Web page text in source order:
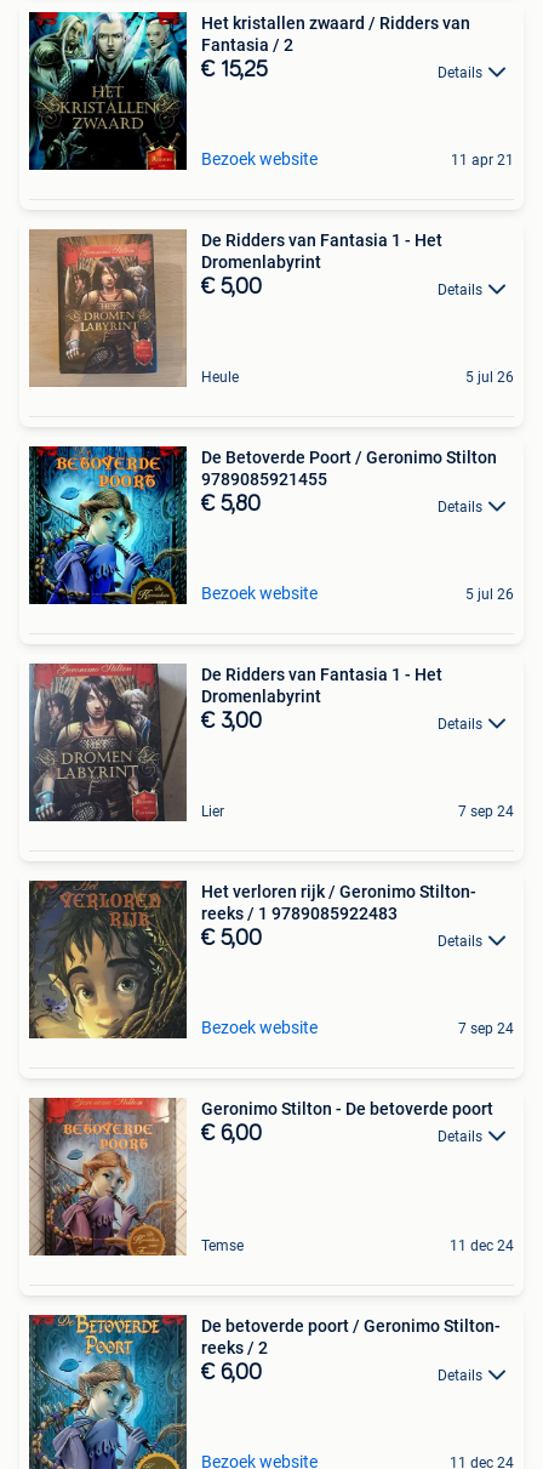
Het kristallen zwaard / Ridders van
Fantasia / 2
€ 15,25 Details
Bezoek website 11 apr 21
De Ridders van Fantasia 1 - Het
Dromenlabyrint
€ 5,00 Details
Heule 5 jul 26
De Betoverde Poort / Geronimo Stilton
9789085921455
€ 5,80 Details
Bezoek website 5 jul 26
De Ridders van Fantasia 1 - Het
Dromenlabyrint
€ 3,00 Details
Lier 7 sep 24
Het verloren rijk / Geronimo Stilton-
reeks / 1 9789085922483
€ 5,00 Details
Bezoek website 7 sep 24
Geronimo Stilton - De betoverde poort
€ 6,00 Details
Temse 11 dec 24
De betoverde poort / Geronimo Stilton-
reeks / 2
€ 6,00 Details
Bezoek website 11 dec 24